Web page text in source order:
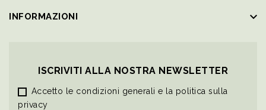
INFORMAZIONI keyboard_arrow_down
ISCRIVITI ALLA NOSTRA NEWSLETTER
Accetto le condizioni generali e la politica sulla
privacy